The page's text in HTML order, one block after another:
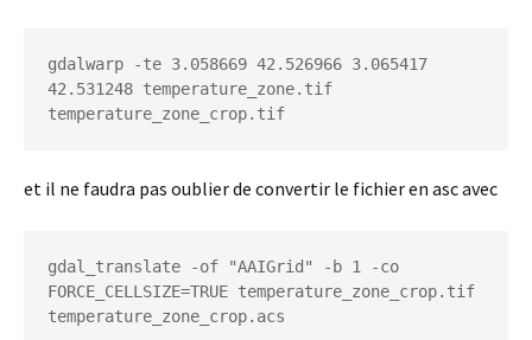
gdalwarp -te 3.058669 42.526966 3.065417
42.531248 temperature_zone.tif
temperature_zone_crop.tif
et il ne faudra pas oublier de convertir le fichier en asc avec
gdal_translate -of "AAIGrid" -b 1 -co
FORCE_CELLSIZE=TRUE temperature_zone_crop.tif
temperature_zone_crop.acs